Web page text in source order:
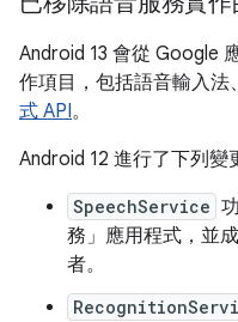
Android 13 會從 Google
作項目，包括語音輸入法、
式 API。
Android 12 進行了下列變
SpeechService
務」應用程式 ，並
者。